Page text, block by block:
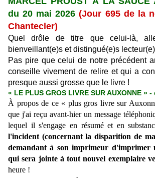
du 20 mai 2026 (Jour 695 de la
Chantecler)
Quel drôle de titre que celui-là,
bienveillant(e)s et distingué(e)s
Pas pire que celui de notre précédent
conseille vivement de relire et qui a
presque aussi grosse que le livre !
« LE PLUS GROS LIVRE SUR AUXONNE »
À propos de ce « plus gros livre sur
que j'ai reçu avant-hier un message
lequel il s'engage en résumé et en
l'incident (concernant la disparition de
demandant à son imprimeur d'imprimer
qui sera jointe à tout nouvel exemplaire
heure !